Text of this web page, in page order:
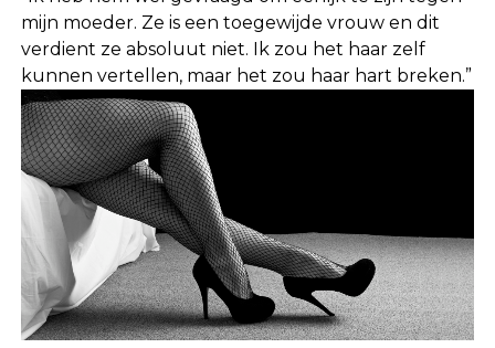
mijn moeder. Ze is een toegewijde vrouw en dit
verdient ze absoluut niet. Ik zou het haar zelf
kunnen vertellen, maar het zou haar hart breken.”